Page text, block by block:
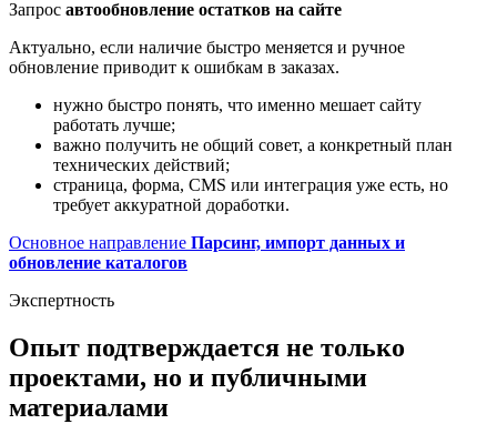
Запрос автообновление остатков на сайте
Актуально, если наличие быстро меняется и ручное
обновление приводит к ошибкам в заказах.
нужно быстро понять, что именно мешает сайту
работать лучше;
важно получить не общий совет, а конкретный план
технических действий;
страница, форма, CMS или интеграция уже есть, но
требует аккуратной доработки.
Основное направление Парсинг, импорт данных и
обновление каталогов
Экспертность
Опыт подтверждается не только
проектами, но и публичными
материалами